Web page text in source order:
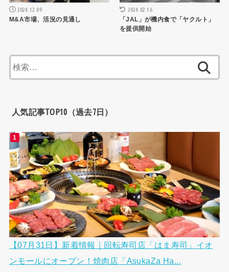
2024.12.09
M&A市場、活況の見通し
2024.02.16
「JAL」が機内食で「ヤクルト」
を提供開始
索:
人気記事TOP10（過去7日）
【07月31日】新着情報｜回転寿司店「はま寿司」イオ
ンモールにオープン！焼肉店「AsukaZa Ha...